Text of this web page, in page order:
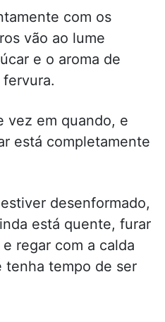
com os
vão ao lume
e o aroma de
vez em quando, e
está completamente
desenformado,
está quente, furar
regar com a calda
tenha tempo de ser